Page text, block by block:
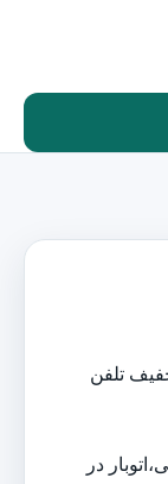
،،با20 در صد تخفیف تلفن
در